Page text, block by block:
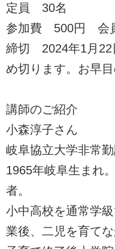
定員 30名
参加費 500円 会
締切 2024年1月22
め切ります。お早目
講師のご紹介
小森淳子さん
岐阜協立大学非常
1965年岐阜生まれ
者。
小中高校を通常学
業後、二児を育て